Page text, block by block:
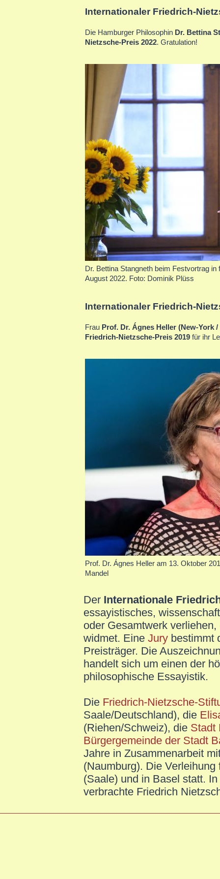
Internationaler Friedrich-
Die Hamburger Philosophin Dr. Bettina
Nietzsche-Preis 2022. Gratulation!
Dr. Bettina Stangneth beim Festvortrag
August 2022. Foto: Dominik Plüss
Internationaler Friedrich-
Frau Prof. Dr. Ágnes Heller (New-York
Friedrich-Nietzsche-Preis 2019 für ihr
Prof. Dr. Ágnes Heller am 13. Oktober
Mandel
Der Internationale
essayistisches,
oder Gesamtwerk
widmet. Eine Jury bestimmt
Preisträger. Die
handelt sich um einen der
philosophische Essayistik.
Die Friedrich-Nietzsche-
Saale/Deutschland), die
(Riehen/Schweiz), die Stadt
Bürgergemeinde der Stadt
Jahre in Zusammenarbeit
(Naumburg). Die Verleihung
(Saale) und in Basel statt.
verbrachte Friedrich